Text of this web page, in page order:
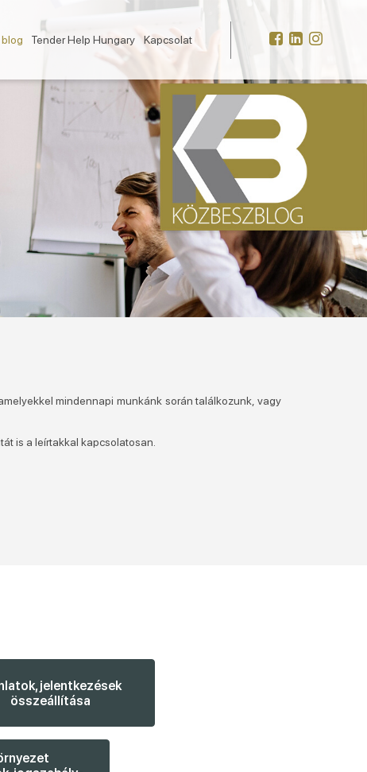
Tender Help Hungary Kapcsolat
mindennapi munkánk során találkozunk, vagy
is a leírtakkal kapcsolatosan.
jelentkezések
összeállítása